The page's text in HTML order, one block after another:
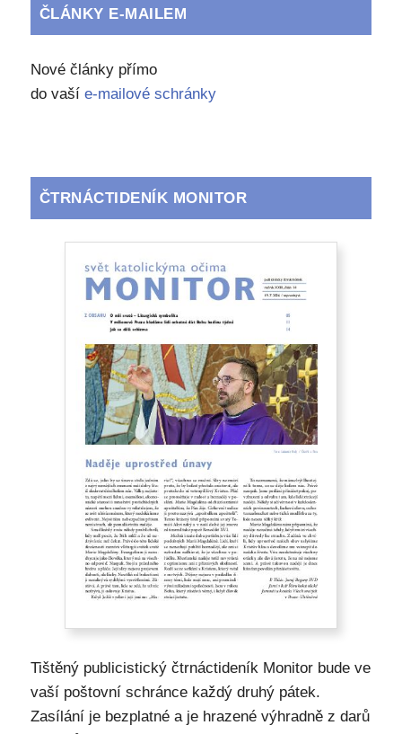
ČLÁNKY E-MAILEM
Nové články přímo
do vaší e-mailové schránky
ČTRNÁCTIDENÍK MONITOR
Tištěný publicistický čtrnáctideník Monitor bude ve
vaší poštovní schránce každý druhý pátek.
Zasílání je bezplatné a je hrazené výhradně z darů